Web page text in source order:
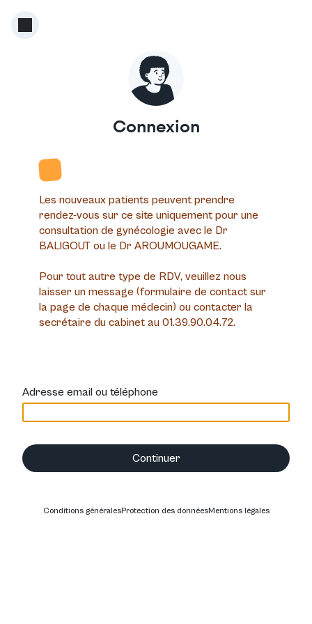
Connexion
Les nouveaux patients peuvent prendre
rendez-vous sur ce site uniquement pour une
consultation de gynécologie avec le Dr
BALIGOUT ou le Dr AROUMOUGAME.
Pour tout autre type de RDV, veuillez nous
laisser un message (formulaire de contact sur
la page de chaque médecin) ou contacter la
secrétaire du cabinet au 01.39.90.04.72.
Adresse email ou téléphone
Continuer
Conditions généralesProtection des donnéesMentions légales